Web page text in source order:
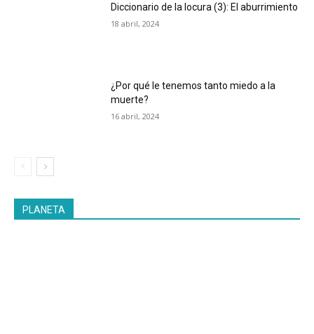
Diccionario de la locura (3): El aburrimiento
18 abril, 2024
¿Por qué le tenemos tanto miedo a la
muerte?
16 abril, 2024
PLANETA